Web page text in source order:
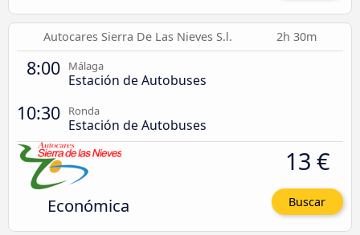
Autocares Sierra De Las Nieves S.l. 2h 30m
8:00 Málaga
Estación de Autobuses
10:30 Ronda
Estación de Autobuses
Económica
13 €
Buscar